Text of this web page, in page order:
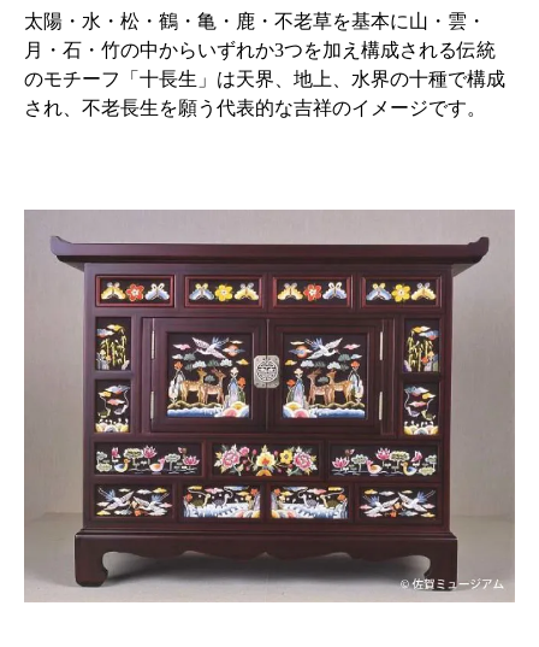
太陽・水・松・鶴・亀・鹿・不老草を基本に山・雲・
月・石・竹の中からいずれか3つを加え構成される伝統
のモチーフ「十長生」は天界、地上、水界の十種で構成
され、不老長生を願う代表的な吉祥のイメージです。